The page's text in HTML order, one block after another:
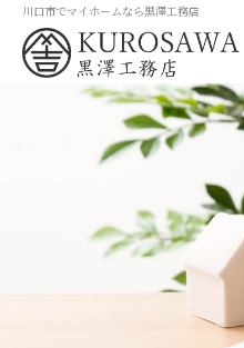
川口市でマイホームなら黒澤工務店